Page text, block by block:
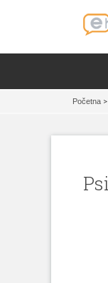
Početna